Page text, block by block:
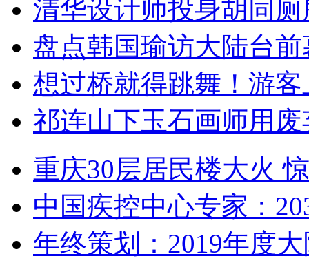
清华设计师投身胡同
盘点韩国瑜访大陆台
想过桥就得跳舞！游客
祁连山下玉石画师用
重庆30层居民楼大火
中国疾控中心专家：
年终策划：2019年度